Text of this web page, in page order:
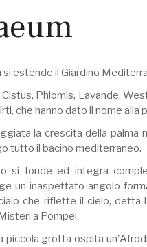
si estende il Giardino
Cistus, Phlomis, Lavande,
che hanno dato il nome alla
la crescita della
tutto il bacino mediterraneo.
si fonde ed integra
un inaspettato angolo
che riflette il cielo, detta
a Pompei.
piccola grotta ospita